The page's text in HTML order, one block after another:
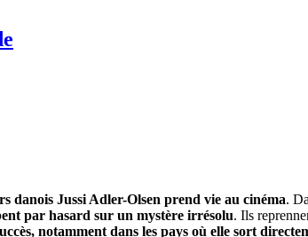
danois Jussi Adler-Olsen prend vie au cinéma.
par hasard sur un mystère irrésolu. Ils
notamment dans les pays où elle sort